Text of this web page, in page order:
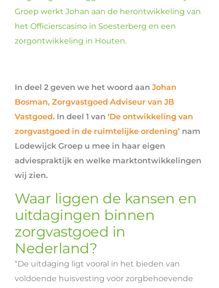
Groep werkt Johan aan de herontwikkeling van
het Officierscasino in Soesterberg en een
zorgontwikkeling in Houten.
In deel 2 geven we het woord aan Johan
Bosman, Zorgvastgoed Adviseur van JB
Vastgoed. In deel 1 van ‘De ontwikkeling van
zorgvastgoed in de ruimtelijke ordening’ nam
Lodewijck Groep u mee in haar eigen
adviespraktijk en welke marktontwikkelingen
wij zien.
Waar liggen de kansen en
uitdagingen binnen
zorgvastgoed in
Nederland?
“De uitdaging ligt vooral in het bieden van
voldoende huisvesting voor zorgbehoevende